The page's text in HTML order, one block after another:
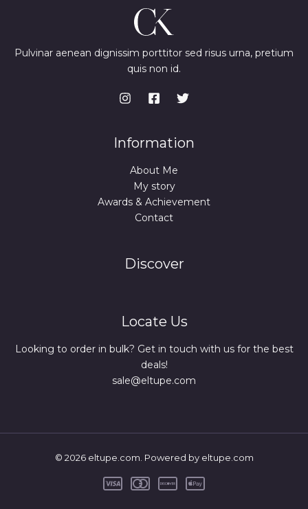
Pulvinar aenean dignissim porttitor sed risus urna, pretium
quis non id.
Information
About Me
My story
Awards & Achievement
Contact
Discover
Locate Us
Looking to order in bulk? Get in touch with us for the best
deals!
sale@eltupe.com
© 2026 eltupe.com. Powered by eltupe.com